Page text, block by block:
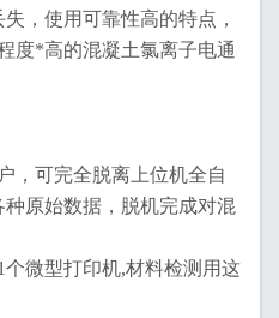
，使用可靠性高的特点，
度*高的混凝土氯离子电通
，可完全脱离上位机全自
原始数据，脱机完成对混
微型打印机,材料检测用这